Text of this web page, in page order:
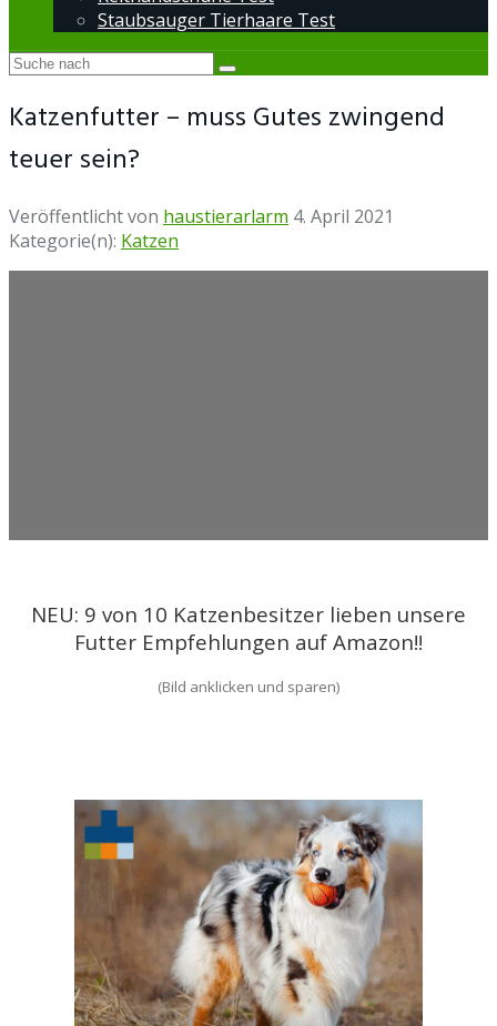
Staubsauger Tierhaare Test
Katzenfutter – muss Gutes zwingend
teuer sein?
Veröffentlicht von haustierarlarm 4. April 2021
Kategorie(n): Katzen
NEU: 9 von 10 Katzenbesitzer lieben unsere
Futter Empfehlungen auf Amazon!!
(Bild anklicken und sparen)